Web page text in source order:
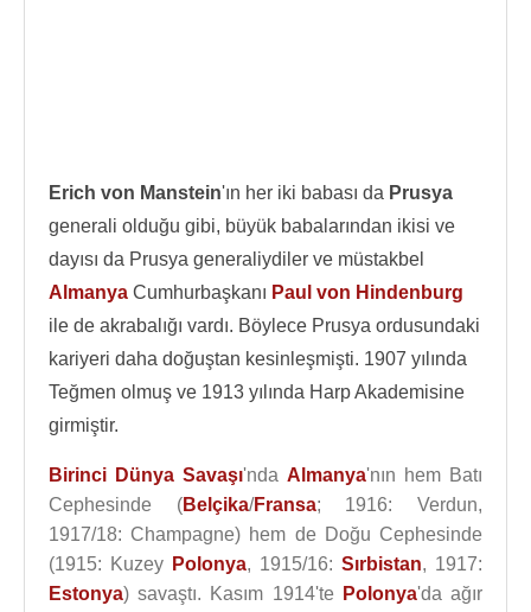
Erich von Manstein'ın her iki babası da Prusya
generali olduğu gibi, büyük babalarından ikisi ve
dayısı da Prusya generaliydiler ve müstakbel
Almanya Cumhurbaşkanı Paul von Hindenburg
ile de akrabalığı vardı. Böylece Prusya ordusundaki
kariyeri daha doğuştan kesinleşmişti. 1907 yılında
Teğmen olmuş ve 1913 yılında Harp Akademisine
girmiştir.
Birinci Dünya Savaşı'nda Almanya'nın hem Batı
Cephesinde (Belçika/Fransa; 1916: Verdun,
1917/18: Champagne) hem de Doğu Cephesinde
(1915: Kuzey Polonya, 1915/16: Sırbistan, 1917:
Estonya) savaştı. Kasım 1914'te Polonya'da ağır